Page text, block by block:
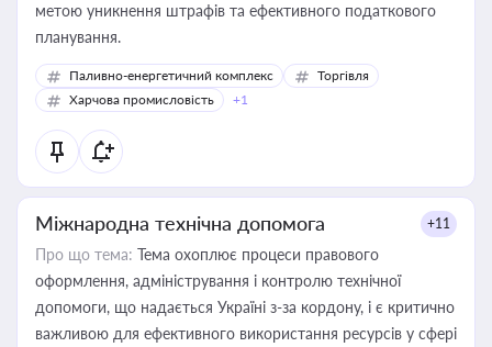
метою уникнення штрафів та ефективного податкового
планування.
Паливно-енергетичний комплекс
Торгівля
Харчова промисловість
+1
Міжнародна технічна допомога +11
Про що тема: Тема охоплює процеси правового
оформлення, адміністрування і контролю технічної
допомоги, що надається Україні з-за кордону, і є критично
важливою для ефективного використання ресурсів у сфері